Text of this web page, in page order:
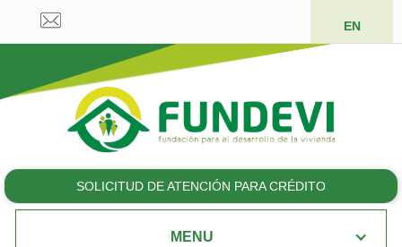
EN
SOLICITUD DE ATENCIÓN PARA CRÉDITO
MENU